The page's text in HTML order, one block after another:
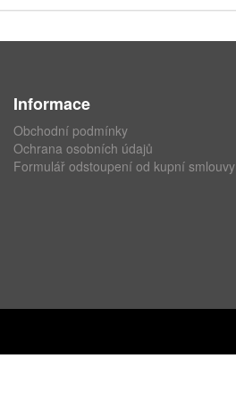
Informace
Obchodní podmínky
Ochrana osobních údajů
Formulář odstoupení od kupní smlouvy